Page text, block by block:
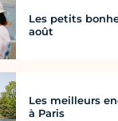
Les petits
août
Les meilleurs
à Paris